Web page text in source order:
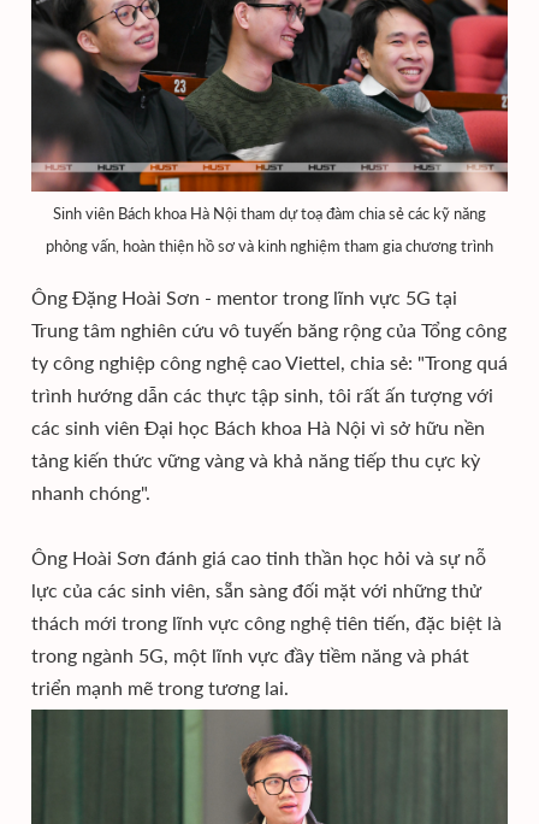
Sinh viên Bách khoa Hà Nội tham dự toạ đàm chia sẻ các kỹ năng
phỏng vấn, hoàn thiện hồ sơ và kinh nghiệm tham gia chương trình
Ông Đặng Hoài Sơn - mentor trong lĩnh vực 5G tại
Trung tâm nghiên cứu vô tuyến băng rộng của Tổng công
ty công nghiệp công nghệ cao Viettel, chia sẻ: "Trong quá
trình hướng dẫn các thực tập sinh, tôi rất ấn tượng với
các sinh viên Đại học Bách khoa Hà Nội vì sở hữu nền
tảng kiến thức vững vàng và khả năng tiếp thu cực kỳ
nhanh chóng".
Ông Hoài Sơn đánh giá cao tinh thần học hỏi và sự nỗ
lực của các sinh viên, sẵn sàng đối mặt với những thử
thách mới trong lĩnh vực công nghệ tiên tiến, đặc biệt là
trong ngành 5G, một lĩnh vực đầy tiềm năng và phát
triển mạnh mẽ trong tương lai.